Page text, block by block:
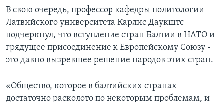
В свою очередь, профессор кафедры политологии
Латвийского университета Карлис Даукштс
подчеркнул, что вступление стран Балтии в НАТО и
грядущее присоединение к Европейскому Союзу -
это давно вызревшее решение народов этих стран.
«Общество, которое в балтийских странах
достаточно расколото по некоторым проблемам, и